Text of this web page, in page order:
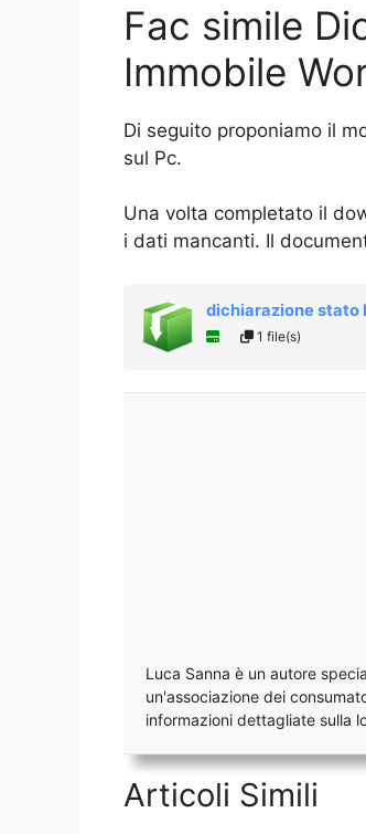
Fac simile
Immobile
Di seguito proponiamo il
sul Pc.
Una volta completato il
i dati mancanti. Il
dichiarazione stato
1 file(s)
Luca Sanna è un autore
un'associazione dei
informazioni dettagliate sulla
Articoli Simili